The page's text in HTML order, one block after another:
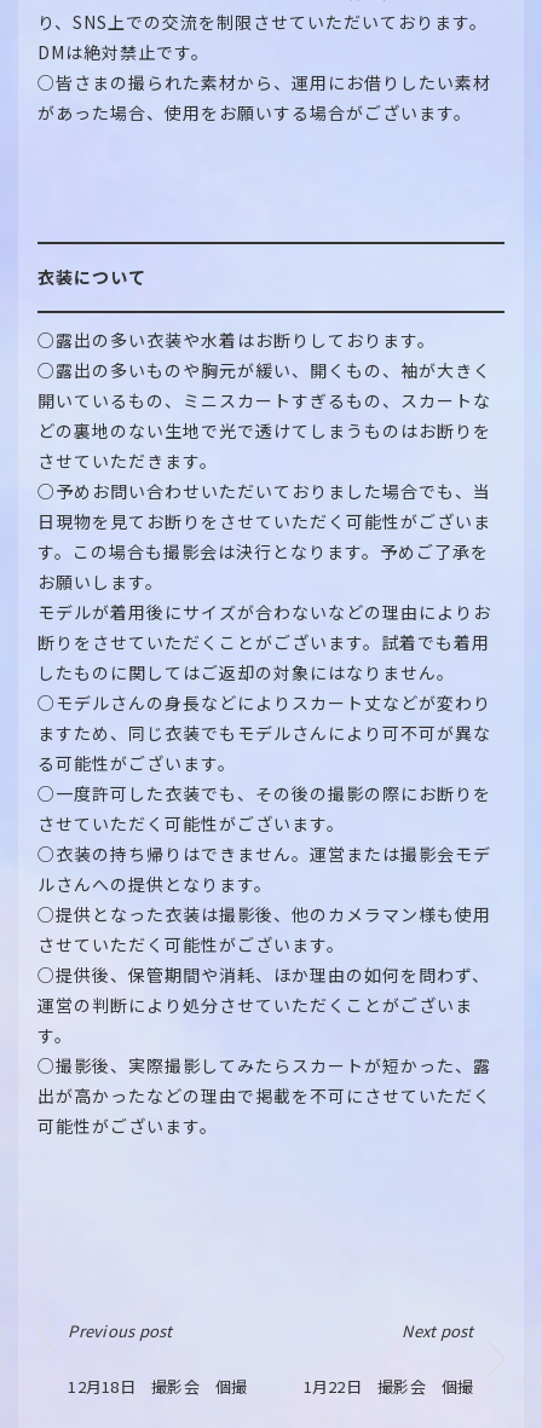
り、SNS上での交流を制限させていただいております。
DMは絶対禁止です。
○皆さまの撮られた素材から、運用にお借りしたい素材
があった場合、使用をお願いする場合がございます。
衣装について
○露出の多い衣装や水着はお断りしております。
○露出の多いものや胸元が緩い、開くもの、袖が大きく
開いているもの、ミニスカートすぎるもの、スカートな
どの裏地のない生地で光で透けてしまうものはお断りを
させていただきます。
○予めお問い合わせいただいておりました場合でも、当
日現物を見てお断りをさせていただく可能性がございま
す。この場合も撮影会は決行となります。予めご了承を
お願いします。
モデルが着用後にサイズが合わないなどの理由によりお
断りをさせていただくことがございます。試着でも着用
したものに関してはご返却の対象にはなりません。
○モデルさんの身長などによりスカート丈などが変わり
ますため、同じ衣装でもモデルさんにより可不可が異な
る可能性がございます。
○一度許可した衣装でも、その後の撮影の際にお断りを
させていただく可能性がございます。
○衣装の持ち帰りはできません。運営または撮影会モデ
ルさんへの提供となります。
○提供となった衣装は撮影後、他のカメラマン様も使用
させていただく可能性がございます。
○提供後、保管期間や消耗、ほか理由の如何を問わず、
運営の判断により処分させていただくことがございま
す。
○撮影後、実際撮影してみたらスカートが短かった、露
出が高かったなどの理由で掲載を不可にさせていただく
可能性がございます。
Previous post
12月18日 撮影会 個撮
Next post
1月22日 撮影会 個撮